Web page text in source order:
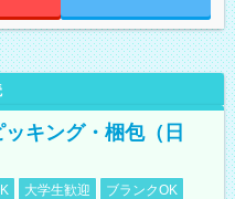
キング・梱包（日
大学生歓迎
ブランクOK